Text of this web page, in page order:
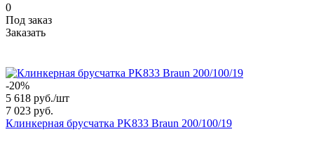
0
Под заказ
Заказать
-20%
5 618 руб./шт
7 023 руб.
Клинкерная брусчатка PK833 Braun 200/100/19